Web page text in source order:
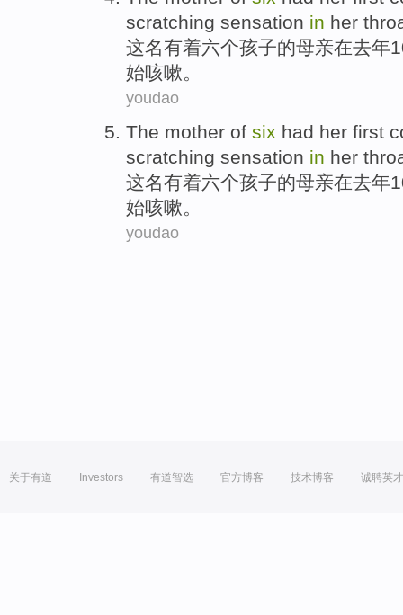
scratching sensation in her
这名有着六个孩子的母亲在去年
始咳嗽。
youdao
The mother of six had her first
scratching sensation in her
这名有着六个孩子的母亲在去年
始咳嗽。
youdao
关于有道 Investors 有道智选 官方博客 技术博客 诚聘英才